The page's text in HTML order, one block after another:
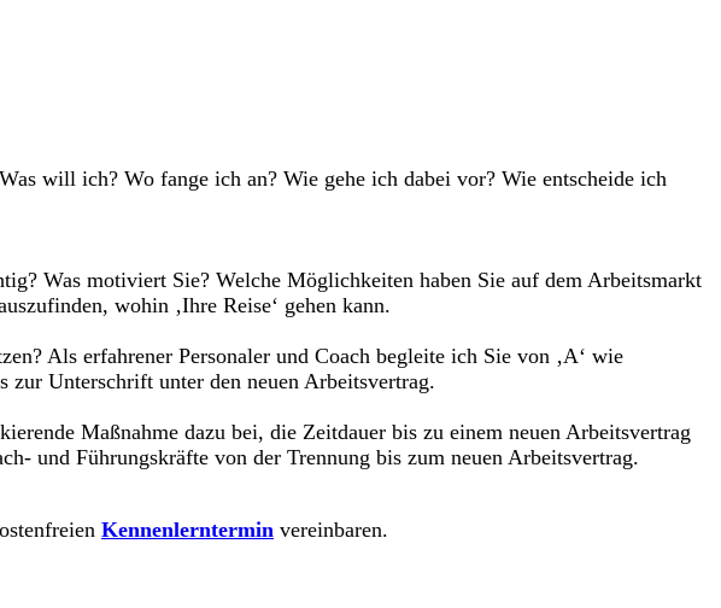
will ich? Wo fange ich an? Wie gehe ich dabei vor? Wie entscheide ich
Was motiviert Sie? Welche Möglichkeiten haben Sie auf dem Arbeitsmarkt
wohin ‚Ihre Reise‘ gehen kann.
Als erfahrener Personaler und Coach begleite ich Sie von ‚A‘ wie
zur Unterschrift unter den neuen Arbeitsvertrag.
Maßnahme dazu bei, die Zeitdauer bis zu einem neuen Arbeitsvertrag
und Führungskräfte von der Trennung bis zum neuen Arbeitsvertrag.
Kennenlerntermin vereinbaren.